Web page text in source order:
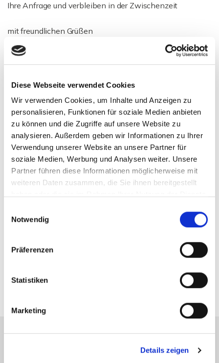
Diese Webseite verwendet Cookies
Wir verwenden Cookies, um Inhalte und Anzeigen zu
personalisieren, Funktionen für soziale Medien anbieten
zu können und die Zugriffe auf unsere Website zu
analysieren. Außerdem geben wir Informationen zu Ihrer
Verwendung unserer Website an unsere Partner für
soziale Medien, Werbung und Analysen weiter. Unsere
Partner führen diese Informationen möglicherweise mit
weiteren Daten zusammen, die Sie ihnen bereitgestellt
Notwendig
Präferenzen
Statistiken
Marketing
Details zeigen
Ihre Anfrage und verbleiben in der Zwischenzeit
mit freundlichen Grüßen
Stephan Schick
Ansprechpartner
Mobil: 00491716973844
Energieausweis (Verbrauchsausweis)